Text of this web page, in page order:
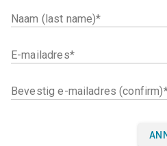
Naam (last name)
E-mailadres
Bevestig e-mailadres (confirm)